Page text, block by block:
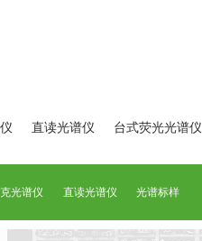
直读光谱仪 台式荧光光谱仪
光谱仪 直读光谱仪 光谱标样